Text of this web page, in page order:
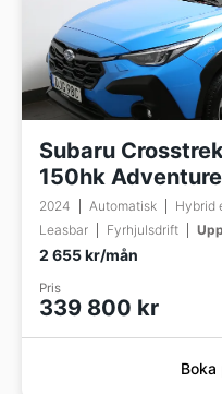
Subaru
150hk
2024 Automatisk Hybrid
Leasbar
Fyrhjulsdrift
2 655 kr/mån
Pris
339 800 kr
Boka